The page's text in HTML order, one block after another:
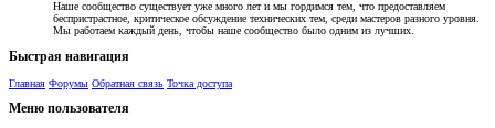
Наше сообщество существует уже много лет и мы гордимся тем, что предоставляем
беспристрастное, критическое обсуждение технических тем, среди мастеров разного уровня.
Мы работаем каждый день, чтобы наше сообщество было одним из лучших.
Быстрая навигация
Главная Форумы Обратная связь Точка доступа
Меню пользователя